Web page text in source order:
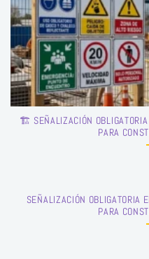
🏗️ SEÑALIZACIÓN OBLIGATORIA
PARA
SEÑALIZACIÓN OBLIGATORIA
PARA